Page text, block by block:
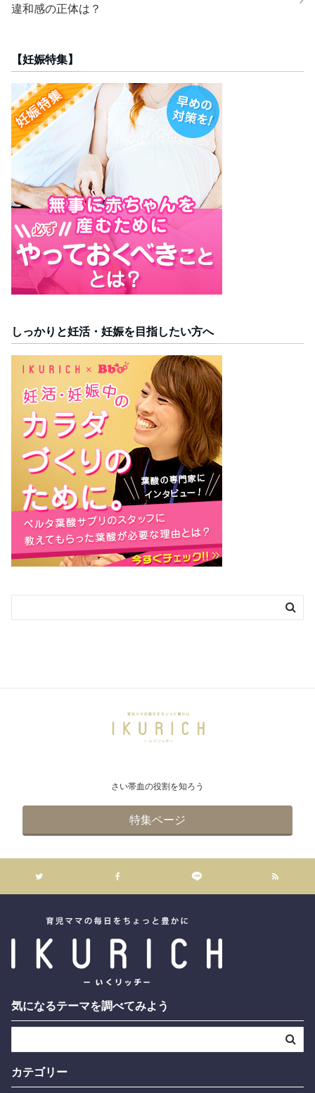
違和感の正体は？
【妊娠特集】
しっかりと妊活・妊娠を目指したい方へ
さい帯血の役割を知ろう
特集ページ
気になるテーマを調べてみよう
カテゴリー